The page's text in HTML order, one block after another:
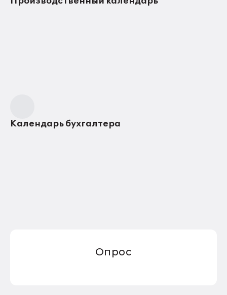
Календарь бухгалтера
Опрос